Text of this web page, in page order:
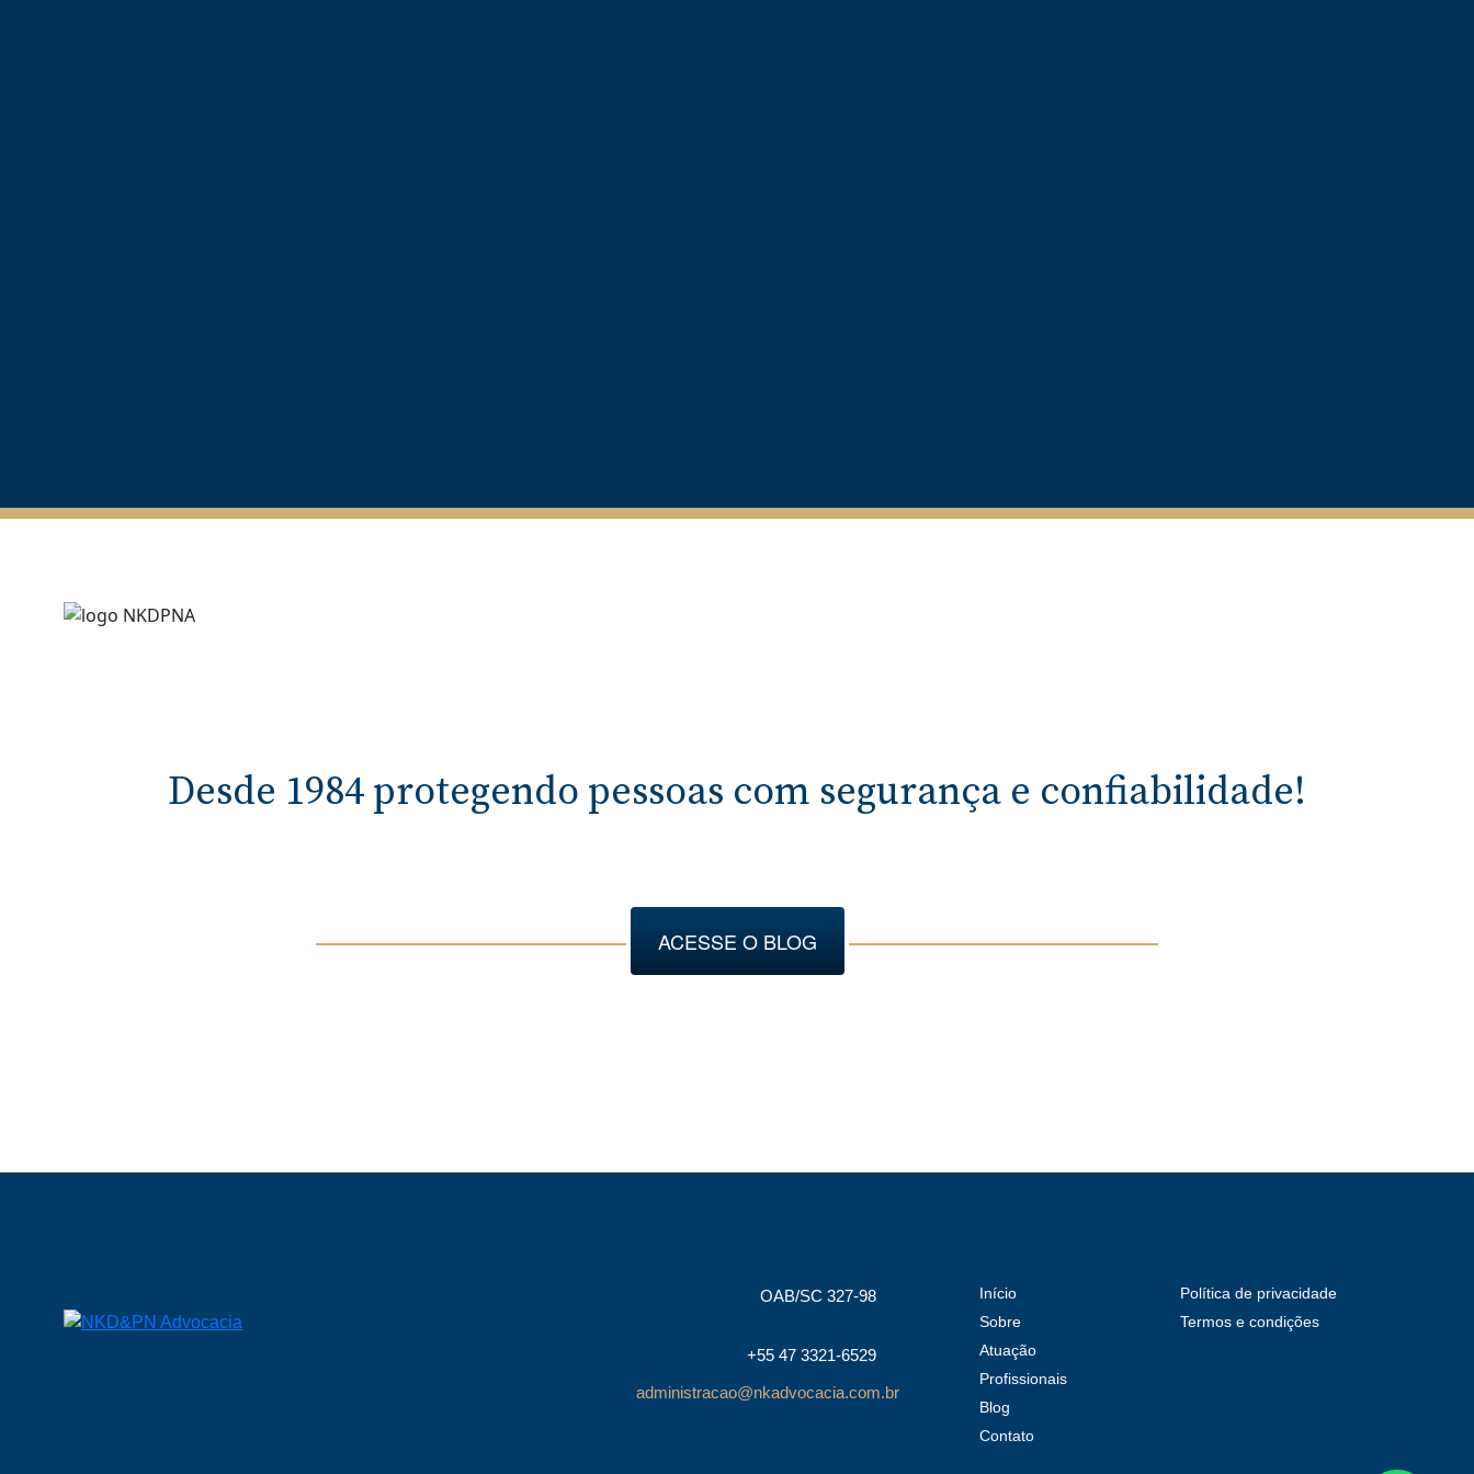
Desde 1984 protegendo pessoas com segurança e confiabilidade!
ACESSE O BLOG
OAB/SC 327-98
+55 47 3321-6529
administracao@nkadvocacia.com.br
Início
Sobre
Atuação
Profissionais
Blog
Contato
Política de privacidade
Termos e condições